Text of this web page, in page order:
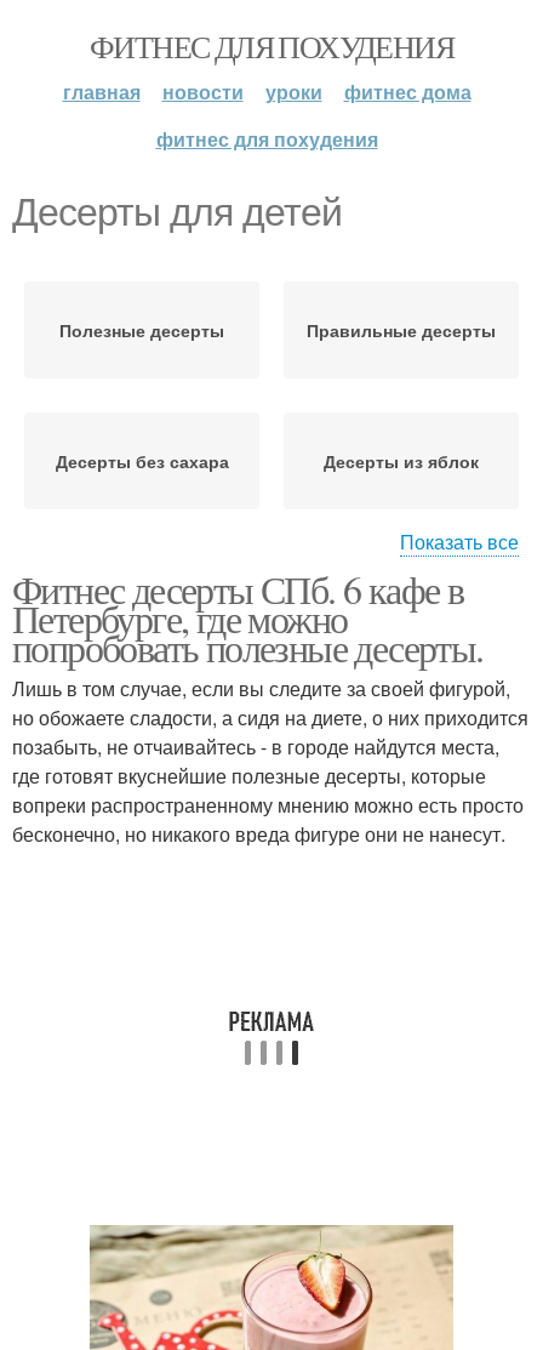
ФИТНЕС ДЛЯ ПОХУДЕНИЯ
главная новости уроки
фитнес дома
фитнес для похудения
Десерты для детей
Полезные десерты Правильные десерты
Десерты без сахара Десерты из яблок
Полезный десерт Десерт из апельсинов
Десерты из апельсинов
Показать все
Фитнес десерты СПб. 6 кафе в
Петербурге, где можно
попробовать полезные десерты.
Лишь в том случае, если вы следите за своей фигурой,
но обожаете сладости, а сидя на диете, о них приходится
позабыть, не отчаивайтесь - в городе найдутся места,
где готовят вкуснейшие полезные десерты, которые
вопреки распространенному мнению можно есть просто
бесконечно, но никакого вреда фигуре они не нанесут.